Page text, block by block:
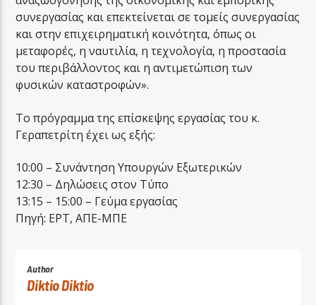
συνεργασίας και επεκτείνεται σε τομείς συνεργασίας
και στην επιχειρηματική κοινότητα, όπως οι
μεταφορές, η ναυτιλία, η τεχνολογία, η προστασία
του περιβάλλοντος και η αντιμετώπιση των
φυσικών καταστροφών».
Το πρόγραμμα της επίσκεψης εργασίας του κ.
Γεραπετρίτη έχει ως εξής:
10:00 – Συνάντηση Υπουργών Εξωτερικών
12:30 – Δηλώσεις στον Τύπο
13:15 – 15:00 – Γεύμα εργασίας
Πηγή: ΕΡΤ, ΑΠΕ-ΜΠΕ
Author
Diktio Diktio